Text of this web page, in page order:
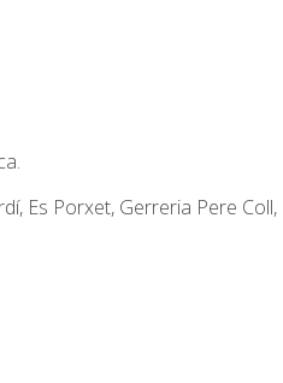
Es Porxet, Gerreria Pere